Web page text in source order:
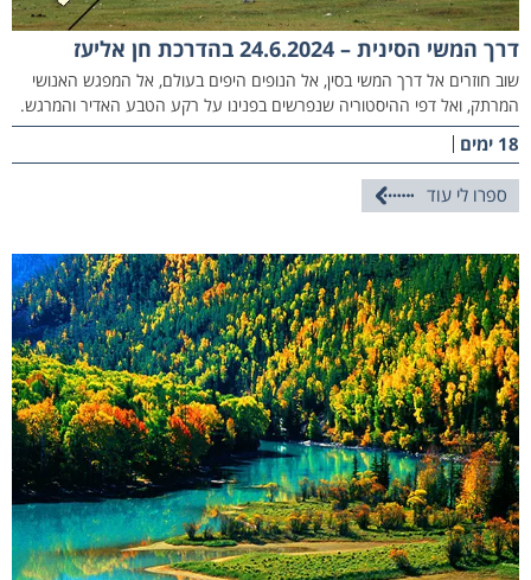
דרך המשי הסינית – 24.6.2024 בהדרכת חן אליעז
שוב חוזרים אל דרך המשי בסין, אל הנופים היפים בעולם, אל המפגש האנושי
המרתק, ואל דפי ההיסטוריה שנפרשים בפנינו על רקע הטבע האדיר והמרגש.
18 ימים
ספרו לי עוד